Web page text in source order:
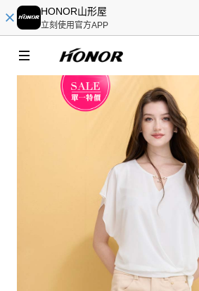
HONOR山形屋
立刻使用官方APP